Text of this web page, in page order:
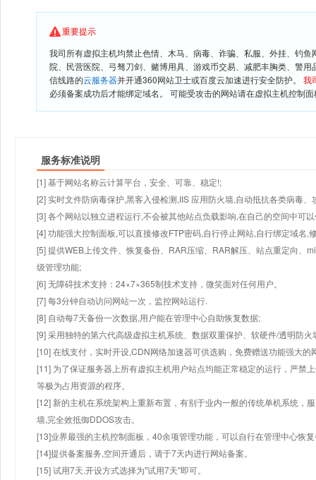
重要提示
我司所有虚拟主机均禁止色情、木马、病毒、诈骗、私服、外挂、钓
院、民营医院、弓驽刀剑、赌博用具、游戏币交易、减肥丰胸类、警
信线路的云服务器并开通360网站卫士或百度云加速进行安全防护。 我
必须备案成功后才能绑定域名。 可能受攻击的网站请在虚拟主机控制
服务标准说明
[1] 基于网站名称云计算平台，安全、可靠、稳定!;
[2] 实时文件防病毒保护,黑客入侵检测,IIS 应用防火墙,自动抵抗各类病毒、
[3] 各个网站以独立进程运行,不会被其他站点负载影响,在自己的空间中可
[4] 功能强大控制面板,可以直接修改FTP密码,自行停止网站,自行绑定域名,
[5] 提供WEB上传文件、恢复备份、RAR压缩、RAR解压、站点重定向、
级管理功能;
[6] 无障碍技术支持：24×7×365制技术支持，微笑面对任何用户。
[7] 每3分钟自动访问网站一次，监控网站运行.
[8] 自动每7天备份一次数据,用户能在管理中心自助恢复数据;
[9] 采用独特的第六代高级虚拟主机系统、数据双重保护、软硬件/透明防火
[10] 在线支付，实时开设,CDN网络加速器可供选购，免费赠送功能强大
[11] 为了保证服务器上所有虚拟主机用户站点均能正常稳定的运行，严禁
等极为占用资源的程序。
[12] 新的主机在系统架构上重新布置，有别于业内一般的传统单机系统，
墙,完全效抵御DDOS攻击。
[13]业界最强的主机控制面板，40余项管理功能，可以自行在管理中心恢
[14]提供备案服务,空间开通后，请于7天内进行网站备案。
[15] 试用7天.开设方式选择为"试用7天"即可。